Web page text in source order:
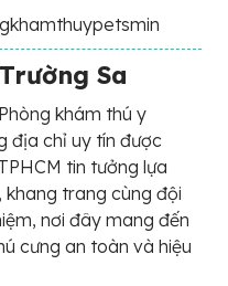
Sa
khám thú y
địa chỉ uy tín được
tin tưởng lựa
khang trang cùng đội
nơi đây mang đến
cưng an toàn và hiệu